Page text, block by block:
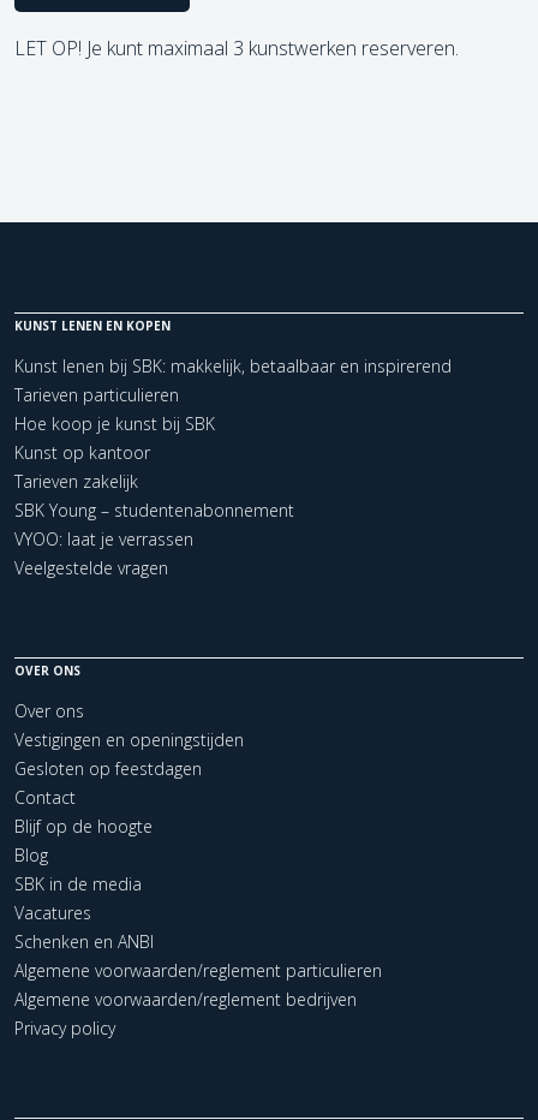
LET OP! Je kunt maximaal 3 kunstwerken reserveren.
KUNST LENEN EN KOPEN
Kunst lenen bij SBK: makkelijk, betaalbaar en inspirerend
Tarieven particulieren
Hoe koop je kunst bij SBK
Kunst op kantoor
Tarieven zakelijk
SBK Young – studentenabonnement
VYOO: laat je verrassen
Veelgestelde vragen
OVER ONS
Over ons
Vestigingen en openingstijden
Gesloten op feestdagen
Contact
Blijf op de hoogte
Blog
SBK in de media
Vacatures
Schenken en ANBI
Algemene voorwaarden/reglement particulieren
Algemene voorwaarden/reglement bedrijven
Privacy policy